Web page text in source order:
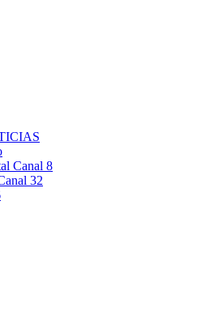
Canal 8
32